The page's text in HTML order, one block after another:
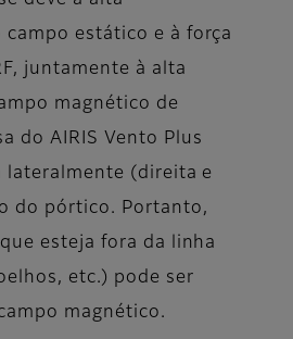
estático e à força
juntamente à alta
magnético de
do AIRIS Vento Plus
lateralmente (direita e
do pórtico. Portanto,
esteja fora da linha
etc.) pode ser
magnético.